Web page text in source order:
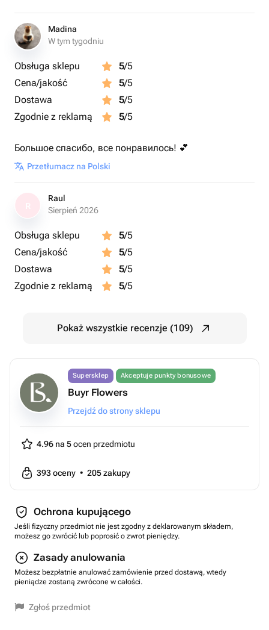
Madina
W tym tygodniu
Obsługa sklepu 5/5
Cena/jakość
5/5
Dostawa
5/5
Zgodnie z reklamą
5/5
Большое спасибо, все понравилось! 💕
Przetłumacz na Polski
Raul
Sierpień 2026
Obsługa sklepu 5/5
Cena/jakość
5/5
Dostawa
5/5
Zgodnie z reklamą
5/5
Pokaż wszystkie recenzje (109)
Supersklep Akceptuje punkty bonusowe
Buyr Flowers
Przejdź do strony sklepu
4.96 na 5ocen przedmiotu
393oceny • 205zakupy
Ochrona kupującego
Jeśli fizyczny przedmiot nie jest zgodny z deklarowanym składem,
możesz go zwrócić lub poprosić o zwrot pieniędzy.
Zasady anulowania
Możesz bezpłatnie anulować zamówienie przed dostawą, wtedy
pieniądze zostaną zwrócone w całości.
Zgłoś przedmiot